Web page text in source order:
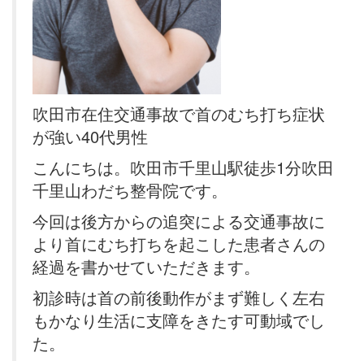
吹田市在住交通事故で首のむち打ち症状
が強い40代男性
こんにちは。吹田市千里山駅徒歩1分吹田
千里山わだち整骨院です。
今回は後方からの追突による交通事故に
より首にむち打ちを起こした患者さんの
経過を書かせていただきます。
初診時は首の前後動作がまず難しく左右
もかなり生活に支障をきたす可動域でし
た。